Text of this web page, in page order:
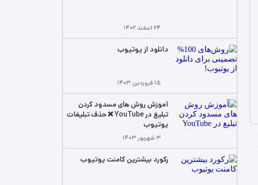
۲۴ اسفند ۱۴۰۲
دانلود از یوتیوب
۱۵ فروردین ۱۴۰۳
آموزش روش های مسدود کردن
تبلیغ در YouTube ❌ حذف تبلیغات
یوتیوب
۳ شهریور ۱۴۰۳
رکورد بیشترین کامنت یوتیوب